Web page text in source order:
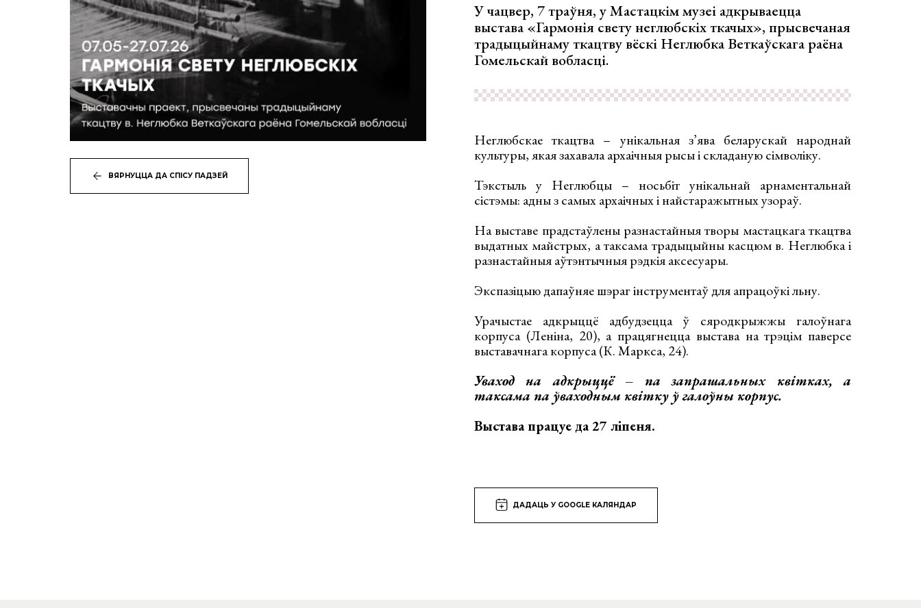
ВЯРНУЦЦА ДА СПІСУ ПАДЗЕЙ
У чацвер, 7 траўня, у Мастацкім музеі адкрываецца
выстава «Гармонія свету неглюбскіх ткачых», прысвечаная
традыцыйнаму ткацтву вёскі Неглюбка Веткаўскага раёна
Гомельскай вобласці.
Неглюбскае ткацтва – унікальная з’ява беларускай народнай
культуры, якая захавала архаічныя рысы і складаную сімволіку.
Тэкстыль у Неглюбцы – носьбіт унікальнай арнаментальнай
сістэмы: адны з самых архаічных і найстаражытных узораў.
На выставе прадстаўлены разнастайныя творы мастацкага ткацтва
выдатных майстрых, а таксама традыцыйны касцюм в. Неглюбка і
разнастайныя аўтэнтычныя рэдкія аксесуары.
Экспазіцыю дапаўняе шэраг інструментаў для апрацоўкі льну.
Урачыстае адкрыццё адбудзецца ў сяродкрыжжы галоўнага
корпуса (Леніна, 20), а працягнецца выстава на трэцім паверсе
выставачнага корпуса (К. Маркса, 24).
Уваход на адкрыццё – па запрашальных квітках, а
таксама па ўваходным квітку ў галоўны корпус.
Выстава працуе да 27 ліпеня.
ДАДАЦЬ У GOOGLE КАЛЯНДАР